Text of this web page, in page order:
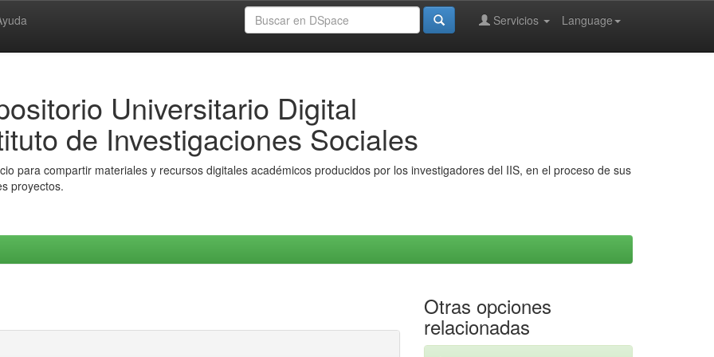
Language
Servicios
Universitario Digital
de Investigaciones Sociales
para compartir materiales y recursos digitales académicos producidos por los investigadores del IIS, en el proceso de sus
proyectos.
Otras opciones
relacionadas